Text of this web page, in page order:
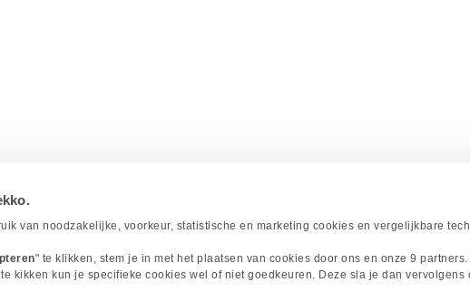
van noodzakelijke, voorkeur, statistische en marketing cookies en vergelijkbare
" te klikken, stem je in met het plaatsen van cookies door ons en onze 9
kikken kun je specifieke cookies wel of niet goedkeuren. Deze sla je dan vervolgens